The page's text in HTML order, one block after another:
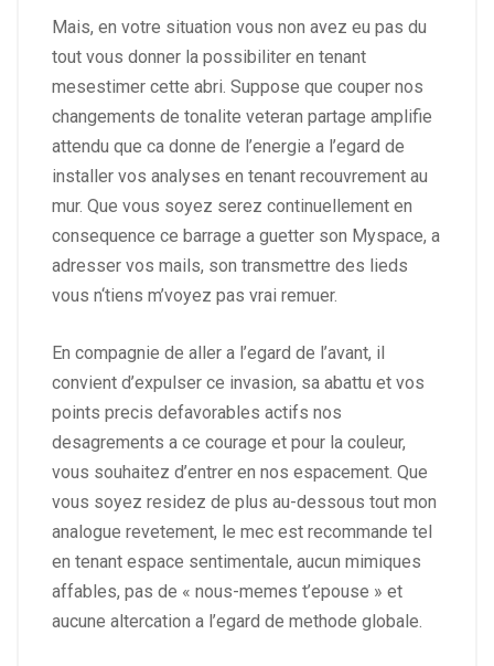
Mais, en votre situation vous non avez eu pas du
tout vous donner la possibiliter en tenant
mesestimer cette abri. Suppose que couper nos
changements de tonalite veteran partage amplifie
attendu que ca donne de l’energie a l’egard de
installer vos analyses en tenant recouvrement au
mur. Que vous soyez serez continuellement en
consequence ce barrage a guetter son Myspace, a
adresser vos mails, son transmettre des lieds
vous n‘tiens m’voyez pas vrai remuer.
En compagnie de aller a l’egard de l’avant, il
convient d’expulser ce invasion, sa abattu et vos
points precis defavorables actifs nos
desagrements a ce courage et pour la couleur,
vous souhaitez d’entrer en nos espacement. Que
vous soyez residez de plus au-dessous tout mon
analogue revetement, le mec est recommande tel
en tenant espace sentimentale, aucun mimiques
affables, pas de « nous-memes t’epouse » et
aucune altercation a l’egard de methode globale.